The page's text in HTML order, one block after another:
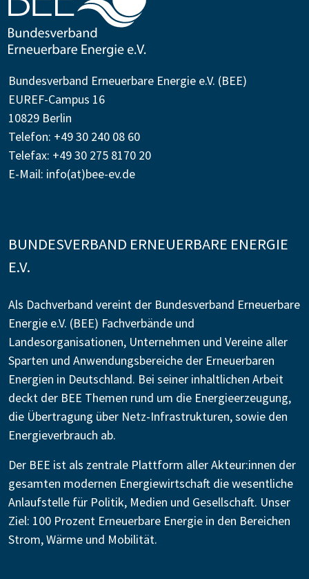
Bundesverband Erneuerbare Energie e.V. (BEE)
EUREF-Campus 16
10829 Berlin
Telefon: +49 30 240 08 60
Telefax: +49 30 275 8170 20
E-Mail: info(at)bee-ev.de
BUNDESVERBAND ERNEUERBARE ENERGIE
E.V.
Als Dachverband vereint der Bundesverband Erneuerbare
Energie e.V. (BEE) Fachverbände und
Landesorganisationen, Unternehmen und Vereine aller
Sparten und Anwendungsbereiche der Erneuerbaren
Energien in Deutschland. Bei seiner inhaltlichen Arbeit
deckt der BEE Themen rund um die Energieerzeugung,
die Übertragung über Netz-Infrastrukturen, sowie den
Energieverbrauch ab.
Der BEE ist als zentrale Plattform aller Akteur:innen der
gesamten modernen Energiewirtschaft die wesentliche
Anlaufstelle für Politik, Medien und Gesellschaft. Unser
Ziel: 100 Prozent Erneuerbare Energie in den Bereichen
Strom, Wärme und Mobilität.